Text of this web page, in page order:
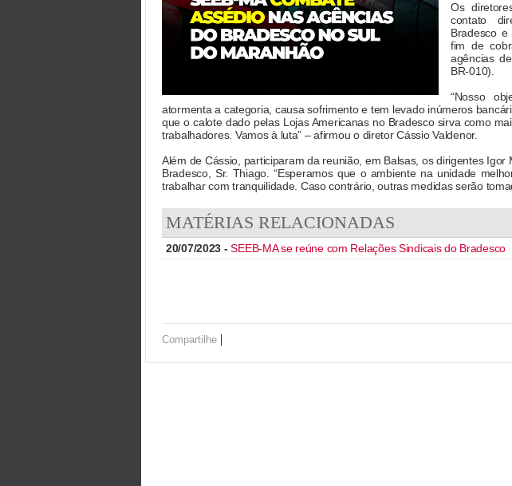
Os
contato
Bradesco
fim de
agências
BR-010).
“Nosso
atormenta a categoria, causa sofrimento e tem levado inúmeros
que o calote dado pelas Lojas Americanas no Bradesco sirva como
trabalhadores. Vamos à luta” – afirmou o diretor Cássio Valdenor.
Além de Cássio, participaram da reunião, em Balsas, os dirigentes
Bradesco, Sr. Thiago. “Esperamos que o ambiente na unidade
trabalhar com tranquilidade. Caso contrário, outras medidas serão
MATÉRIAS RELACIONADAS
20/07/2023 -SEEB-MA se reúne com Relações Sindicais do Bradesco
Compartilhe |